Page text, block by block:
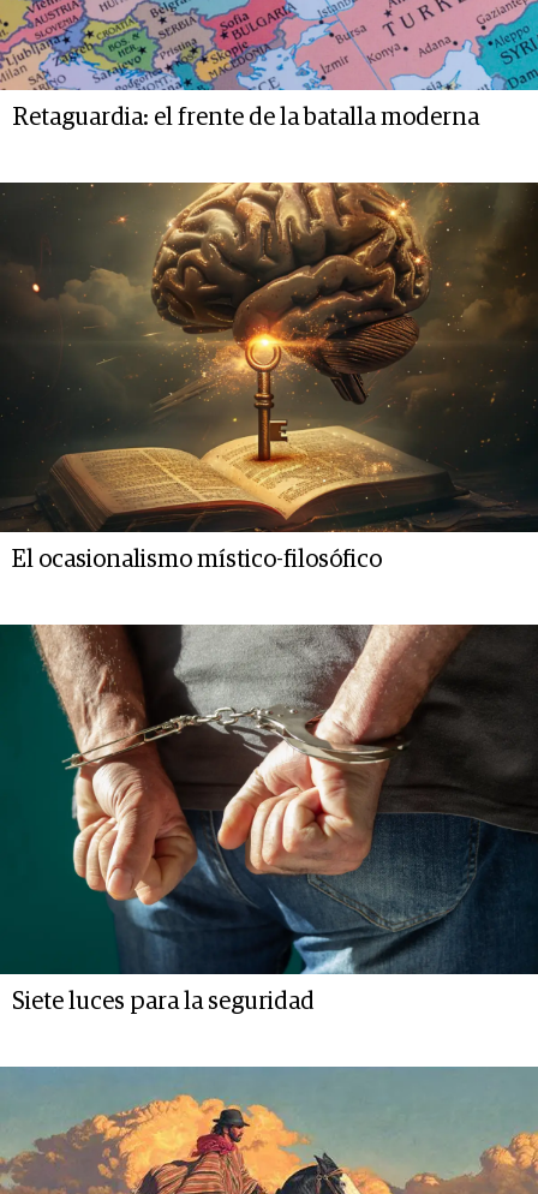
Retaguardia: el frente de la batalla moderna
El ocasionalismo místico-filosófico
Siete luces para la seguridad